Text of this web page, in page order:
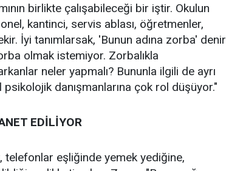
birlikte çalışabileceği bir iştir. Okulun
kantinci, servis ablası, öğretmenler,
İyi tanımlarsak, 'Bunun adına zorba' denir
olmak istemiyor. Zorbalıkla
neler yapmalı? Bununla ilgili de ayrı
danışmanlarına çok rol düşüyor."
EDİLİYOR
telefonlar eşliğinde yemek yediğine,